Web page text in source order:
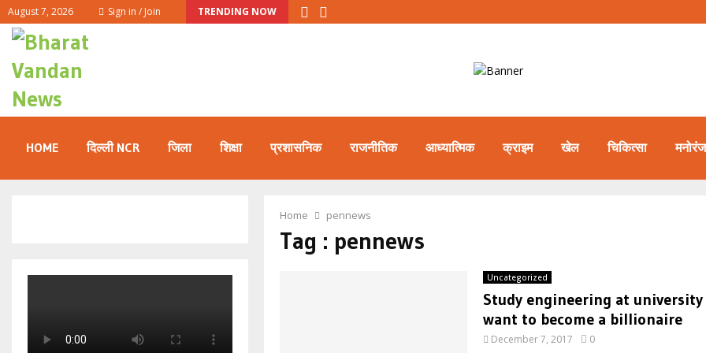
August 7, 2026 Sign in / Join TRENDING NOW
HOME दिल्ली NCR जिला शिक्षा प्रशासनिक राजनीतिक आध्यात्मिक क्राइम खेल चिकित्सा
Home pennews
Tag : pennews
Uncategorized
Study engineering at
want to become a billionaire
December 7, 2017 0